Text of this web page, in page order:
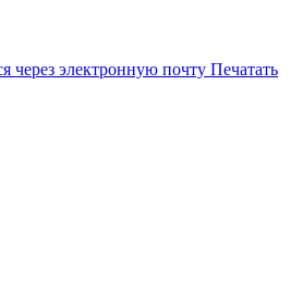
через электронную почту Печатать